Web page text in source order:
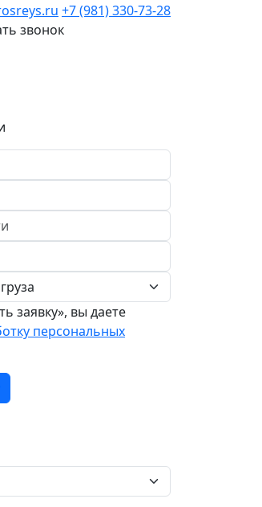
+7 (981) 330-73-28
звонок
заявку», вы даете
персональных